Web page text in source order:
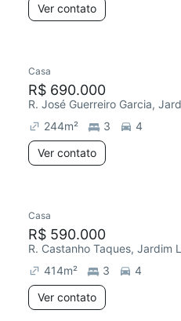
Ver contato
Casa
R$ 690.000
R. José Guerreiro Garcia,
244m² 3
4
Ver contato
Casa
R$ 590.000
R. Castanho Taques, Jardim
414m² 3
4
Ver contato